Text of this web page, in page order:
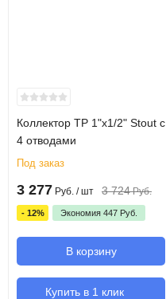
Коллектор TP 1"х1/2" Stout с
4 отводами
Под заказ
3 277 Руб. / шт 3 724 Руб.
- 12% Экономия 447 Руб.
В корзину
Купить в 1 клик